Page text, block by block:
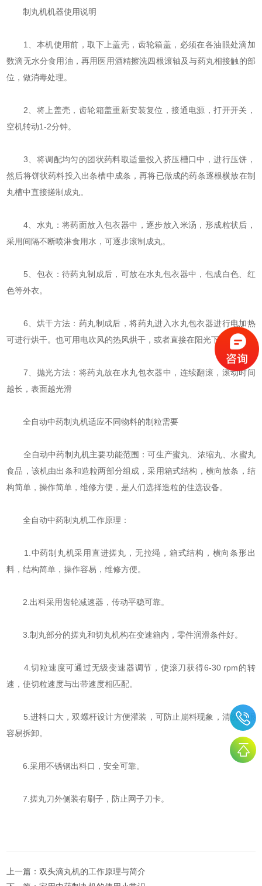
制丸机机器使用说明
1、本机使用前，取下上盖壳，齿轮箱盖，必须在各油眼处滴加
数滴无水分食用油，再用医用酒精擦洗四根滚轴及与药丸相接触的部
位，做消毒处理。
2、将上盖壳，齿轮箱盖重新安装复位，接通电源，打开开关，
空机转动1-2分钟。
3、将调配均匀的团状药料取适量投入挤压槽口中，进行压饼，
然后将饼状药料投入出条槽中成条，再将已做成的药条逐根横放在制
丸槽中直接搓制成丸。
4、水丸：将药面放入包衣器中，逐步放入米汤，形成粒状后，
采用间隔不断喷淋食用水，可逐步滚制成丸。
5、包衣：待药丸制成后，可放在水丸包衣器中，包成白色、红
色等外衣。
6、烘干方法：药丸制成后，将药丸进入水丸包衣器进行电加热
可进行烘干。也可用电吹风的热风烘干，或者直接在阳光下晒干。
7、抛光方法：将药丸放在水丸包衣器中，连续翻滚，滚动时间
越长，表面越光滑
全自动中药制丸机适应不同物料的制粒需要
全自动中药制丸机主要功能范围：可生产蜜丸、浓缩丸、水蜜丸
食品，该机由出条和造粒两部分组成，采用箱式结构，横向放条，结
构简单，操作简单，维修方便，是人们选择造粒的佳选设备。
全自动中药制丸机工作原理：
1.中药制丸机采用直进搓丸，无拉绳，箱式结构，横向条形出
料，结构简单，操作容易，维修方便。
2.出料采用齿轮减速器，传动平稳可靠。
3.制丸部分的搓丸和切丸机构在变速箱内，零件润滑条件好。
4.切粒速度可通过无级变速器调节，使滚刀获得6-30 rpm的转
速，使切粒速度与出带速度相匹配。
5.进料口大，双螺杆设计方便灌装，可防止崩料现象，清洗时很
容易拆卸。
6.采用不锈钢出料口，安全可靠。
7.搓丸刀外侧装有刷子，防止网子刀卡。
上一篇：双头滴丸机的工作原理与简介